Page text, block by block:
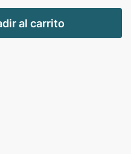
al carrito